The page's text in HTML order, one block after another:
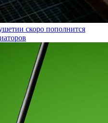
скоро пополнится